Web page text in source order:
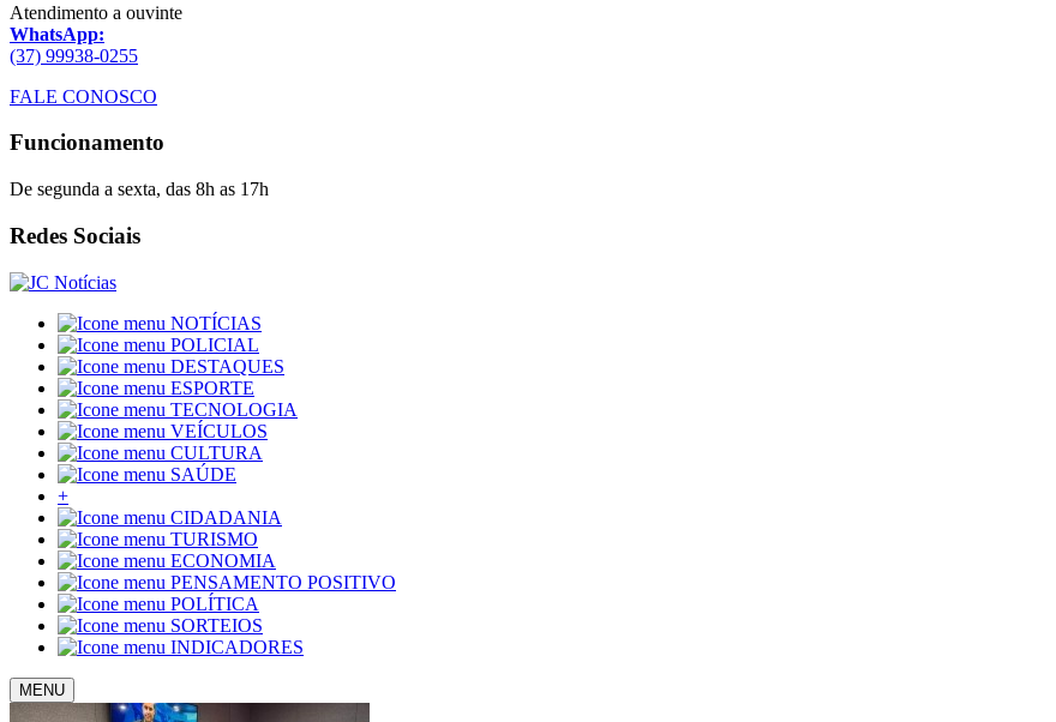
Atendimento a ouvinte
WhatsApp:
(37) 99938-0255
FALE CONOSCO
Funcionamento
De segunda a sexta, das 8h as 17h
Redes Sociais
NOTÍCIAS
POLICIAL
DESTAQUES
ESPORTE
TECNOLOGIA
VEÍCULOS
CULTURA
SAÚDE
+
CIDADANIA
TURISMO
ECONOMIA
PENSAMENTO POSITIVO
POLÍTICA
SORTEIOS
INDICADORES
MENU